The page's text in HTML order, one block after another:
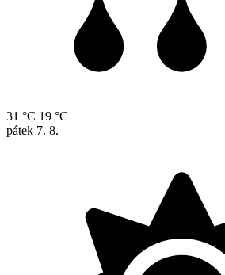
31 °C 19 °C
pátek 7. 8.